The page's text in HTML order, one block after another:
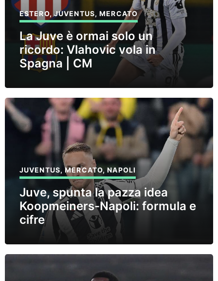
ESTERO, JUVENTUS,MERCATO
La Juve è ormai solo un
ricordo: Vlahovic vola in
Spagna | CM
JUVENTUS,MERCATO,NAPOLI
Juve, spunta la pazza idea
Koopmeiners-Napoli: formula e
cifre